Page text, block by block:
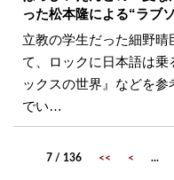
った松本隆による“ラブ
立教の学生だった細野
て、ロックに日本語は乗
ックスの世界』などを
でい…
7 / 136 << < ...